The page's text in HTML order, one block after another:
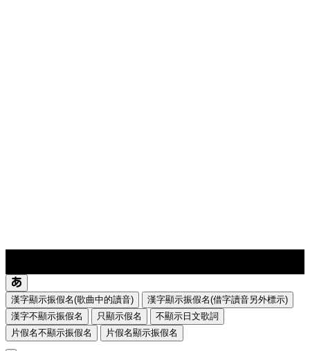
漢字顯示振假名(歌曲中的讀音)
漢字顯示振假名(借字讀音另外標示)
漢字不顯示振假名
只顯示假名
不顯示日文歌詞
片假名不顯示振假名
片假名顯示振假名